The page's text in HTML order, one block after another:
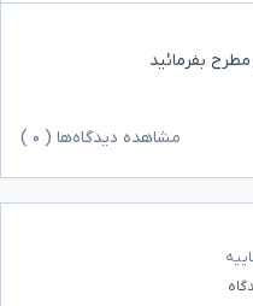
بفرمائید
مشاهده دیدگاه‌ها ( ۰